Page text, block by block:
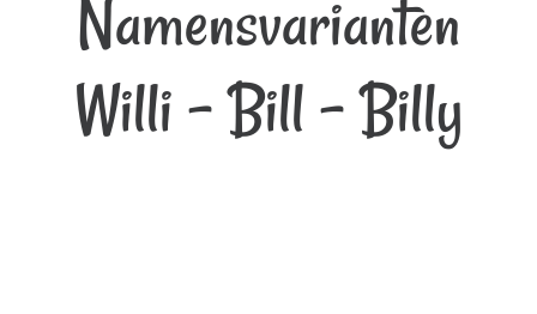
Namensvarianten
Willi - Bill - Billy